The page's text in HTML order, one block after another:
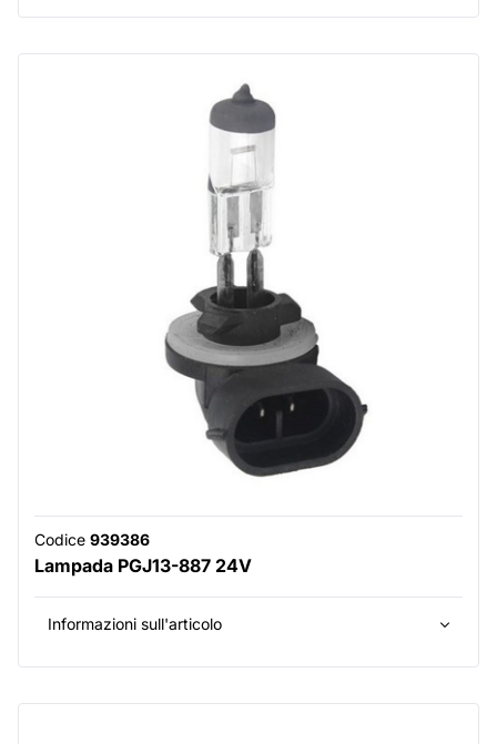
Codice 939386
Lampada PGJ13-887 24V
Informazioni sull'articolo